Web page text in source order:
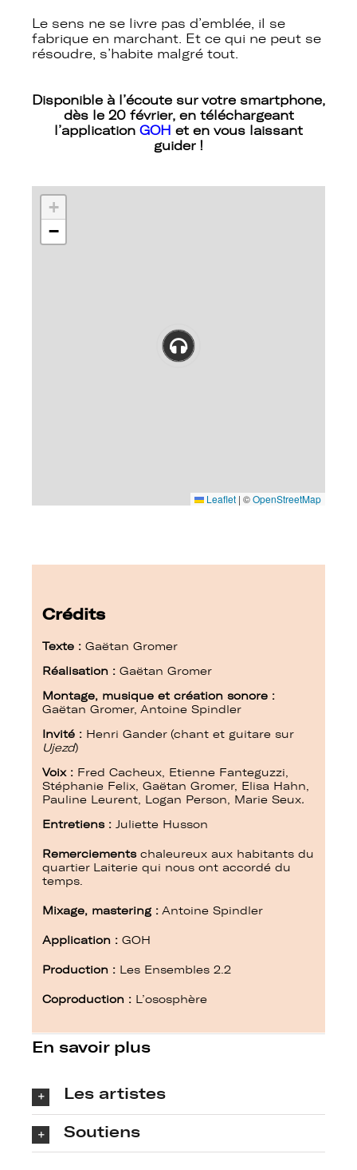
Le sens ne se livre pas d’emblée, il se
fabrique en marchant. Et ce qui ne peut se
résoudre, s’habite malgré tout.
Disponible à l’écoute sur votre smartphone,
dès le 20 février, en téléchargeant
l’application GOH et en vous laissant
guider !
+
−
Leaflet | ©OpenStreetMap
Crédits
Texte : Gaëtan Gromer
Réalisation : Gaëtan Gromer
Montage, musique et création sonore :
Gaëtan Gromer, Antoine Spindler
Invité : Henri Gander (chant et guitare sur
Ujezd)
Voix : Fred Cacheux, Etienne Fanteguzzi,
Stéphanie Felix, Gaëtan Gromer, Elisa Hahn,
Pauline Leurent, Logan Person, Marie Seux.
Entretiens : Juliette Husson
Remerciementschaleureux aux habitants du
quartier Laiterie qui nous ont accordé du
temps.
Mixage, mastering : Antoine Spindler
Application : GOH
Production : Les Ensembles 2.2
Coproduction : L’ososphère
En savoir plus
Les artistes
Soutiens